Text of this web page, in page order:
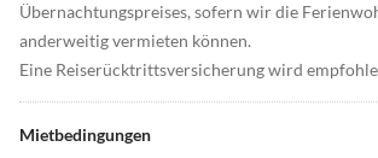
Übernachtungspreises, sofern wir die
anderweitig vermieten können.
Eine Reiserücktrittsversicherung wird
Mietbedingungen